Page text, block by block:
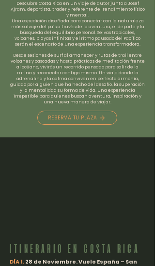
Descubre Costa Rica en un viaje de autor junto a Josef
Ajram, deportista, trader y referente del rendimiento físico
y mental.
Una expedición diseñada para conectar con la naturaleza
más salvaje del país a través de la aventura, el deporte y la
búsqueda del equilibrio personal.Selvas tropicales,
volcanes, playas infinitas y el ritmo pausado del Pacífico
serán el escenario de una experiencia transformadora.
Desde sesiones de surf al amanecer y rutas de trail entre
volcanes y cascadas y hasta prácticas de meditación frente
al océano, vivirás un recorrido pensado para salir de la
rutina y reconectar contigo mismo. Un viaje donde la
adrenalina y la calma conviven en perfecta armonía,
guiado por alguien que ha hecho del desafío, la superación
y la mentalidad su forma de vida. Una experiencia
irrepetible para quienes buscan aventura, inspiración y
una nueva manera de viajar.
RESERVA TU PLAZA
ITINERARIO EN COSTA RICA
DÍA 1.28 de Noviembre. Vuelo España – San